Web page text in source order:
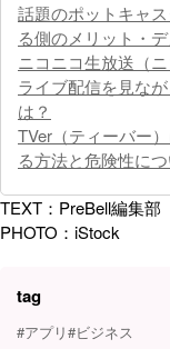
話題のポットキャ
る側のメリット・
ニコニコ生放送（
ライブ配信を見な
は？
TVer（ティーバー
る方法と危険性に
TEXT：PreBell編集部
PHOTO：iStock
tag
#アプリ#ビジネス